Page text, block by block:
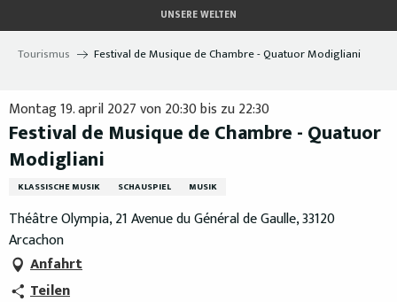
au
contenu
UNSERE WELTEN
Tourismus Festival de Musique de Chambre - Quatuor Modigliani
Montag 19. april 2027 von 20:30 bis zu 22:30
Festival de Musique de Chambre - Quatuor
Modigliani
KLASSISCHE MUSIK SCHAUSPIEL MUSIK
Théâtre Olympia, 21 Avenue du Général de Gaulle, 33120
Arcachon
Anfahrt
Teilen